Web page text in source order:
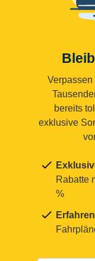
bereits
exklusive
Rabatte
%